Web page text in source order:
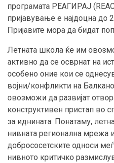
програмата РЕАГИРАЈ
пријавување е најдоцна до
Пријавите мора да бидат
Летната школа ќе им
активно да се осврнат на
особено оние кои се
војни/конфликти на
овозможи да развијат
конструктивен пристап во
за иднината. Понатаму,
нивната регионална мрежа и
добрососетските односи
нивното критичко